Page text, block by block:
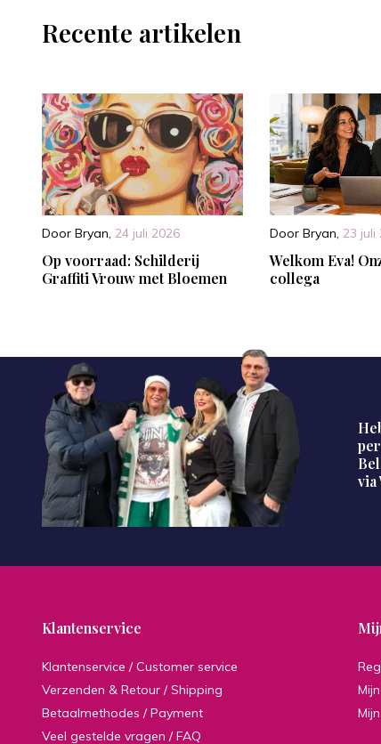
Recente artikelen
Door Bryan, 24 juli 2026
Op voorraad: Schilderij
Graffiti Vrouw met Bloemen
Door Bryan, 23 juli
Welkom Eva!
collega
via
Klantenservice
Klantenservice / Customer service
Verzenden & Retour / Shipping
Betaalmethodes / Payment
Veel gestelde vragen / FAQ